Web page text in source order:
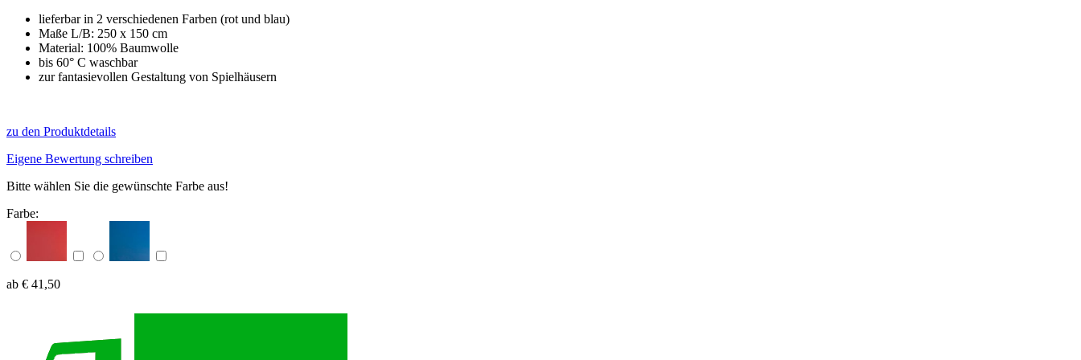
lieferbar in 2 verschiedenen Farben (rot und blau)
Maße L/B: 250 x 150 cm
Material: 100% Baumwolle
bis 60° C waschbar
zur fantasievollen Gestaltung von Spielhäusern
zu den Produktdetails
Eigene Bewertung schreiben
Bitte wählen Sie die gewünschte Farbe aus!
Farbe:
ab € 41,50